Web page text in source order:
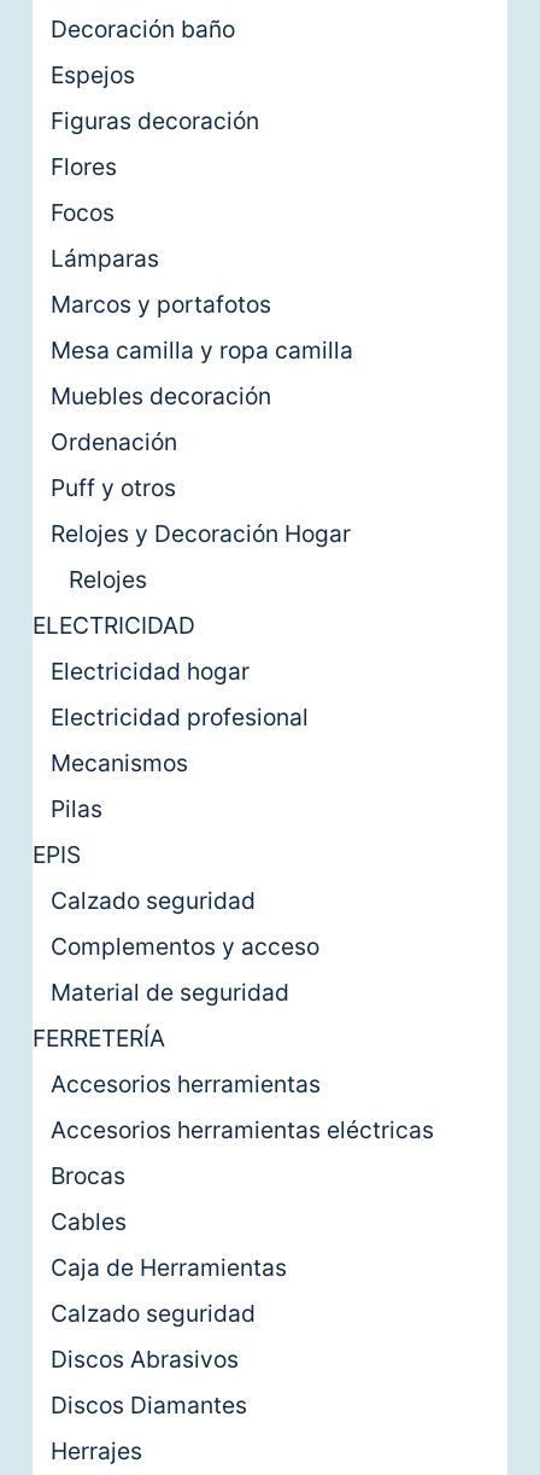
Decoración baño
Espejos
Figuras decoración
Flores
Focos
Lámparas
Marcos y portafotos
Mesa camilla y ropa camilla
Muebles decoración
Ordenación
Puff y otros
Relojes y Decoración Hogar
Relojes
ELECTRICIDAD
Electricidad hogar
Electricidad profesional
Mecanismos
Pilas
EPIS
Calzado seguridad
Complementos y acceso
Material de seguridad
FERRETERÍA
Accesorios herramientas
Accesorios herramientas eléctricas
Brocas
Cables
Caja de Herramientas
Calzado seguridad
Discos Abrasivos
Discos Diamantes
Herrajes